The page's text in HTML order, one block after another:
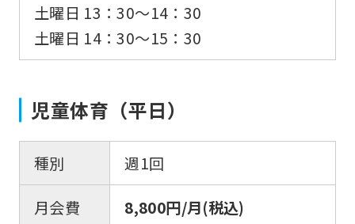
土曜日 13：30〜14：30
土曜日 14：30〜15：30
児童体育（平日）
種別
週1回
月会費
8,800円/月(税込)